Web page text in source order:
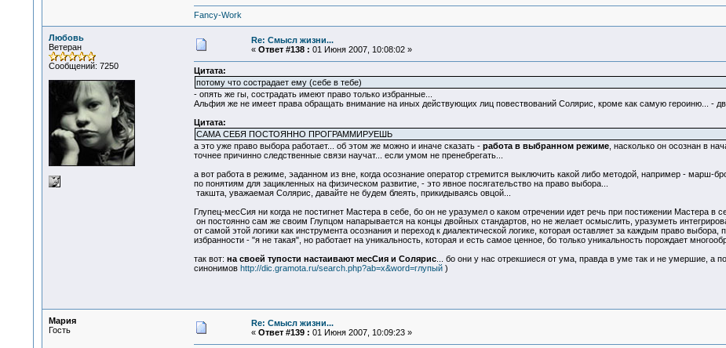
Fancy-Work
Любовь
Ветеран
Сообщений: 7250
Re: Смысл жизни...
« Ответ #138 : 01 Июня 2007, 10:08:02 »
Цитата:
потому что сострадает ему (себе в тебе)
- опять же гы, сострадать имеют право только избранные...
Альфия же не имеет права обращать внимание на иных действующих лиц повествований Солярис, кроме как самую героиню... -
Цитата:
САМА СЕБЯ ПОСТОЯННО ПРОГРАММИРУЕШЬ
а это уже право выбора работает... об этом же можно и иначе сказать - работа в выбранном режиме, насколько он осознан в
точнее причинно следственные связи научат... если умом не пренебрегать...
а вот работа в режиме, эаданном из вне, когда осознание оператор стремится выключить какой либо методой, например - марш-
по понятиям для зацикленных на физическом развитие, - это явное посягательство на право выбора...
такшта, уважаемая Солярис, давайте не будем блеять, прикидываясь овцой...
Глупец-месСия ни когда не постигнет Мастера в себе, бо он не уразумел о каком отречении идет речь при постижении Мастера в
он постоянно сам же своим Глупцом напарывается на концы двойных стандартов, но не желает осмыслить, уразуметь
от самой этой логики как инструмента осознания и переход к диалектической логике, которая оставляет за каждым право
избранности - "я не такая", но работает на уникальность, которая и есть самое ценное, бо только уникальность порождает
так вот: на своей тупости настаивают месСия и Солярис... бо они у нас отрекшиеся от ума, правда в уме так и не умершие, а
синонимов http://dic.gramota.ru/search.php?ab=x&word=глупый)
Мария
Гость
Re: Смысл жизни...
« Ответ #139 : 01 Июня 2007, 10:09:23 »